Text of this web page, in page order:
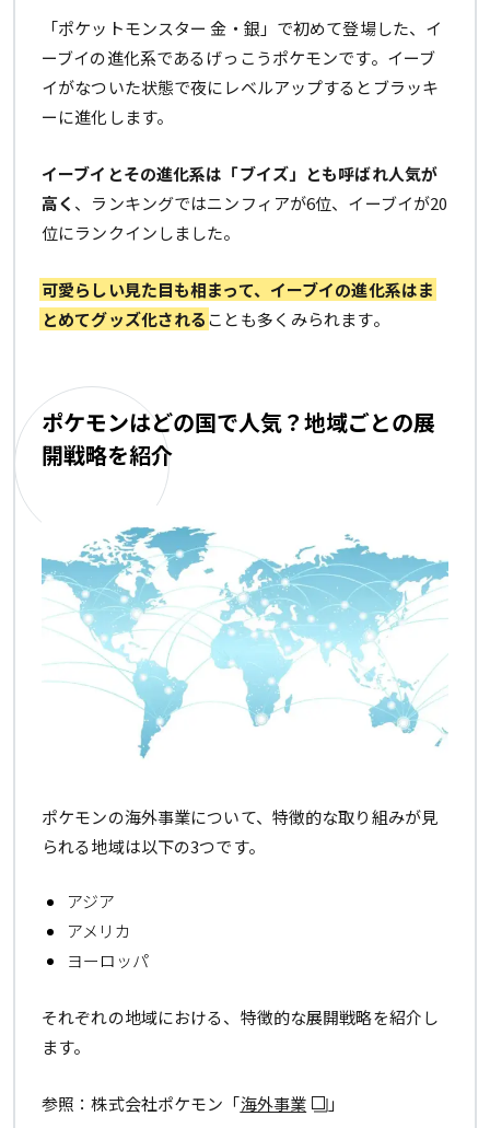
「ポケットモンスター 金・銀」で初めて登場した、イ
ーブイの進化系であるげっこうポケモンです。イーブ
イがなついた状態で夜にレベルアップするとブラッキ
ーに進化します。
イーブイとその進化系は「ブイズ」とも呼ばれ人気が
高く 、ランキングではニンフィアが6位、イーブイが20
位にランクインしました。
可愛らしい見た目も相まって、イーブイの進化系はま
とめてグッズ化されることも多くみられます。
ポケモンはどの国で人気？地域ごとの展
開戦略を紹介
ポケモンの海外事業について、特徴的な取り組みが見
られる地域は以下の3つです。
アジア
アメリカ
ヨーロッパ
それぞれの地域における、特徴的な展開戦略を紹介し
ます。
参照：株式会社ポケモン「海外事業 」